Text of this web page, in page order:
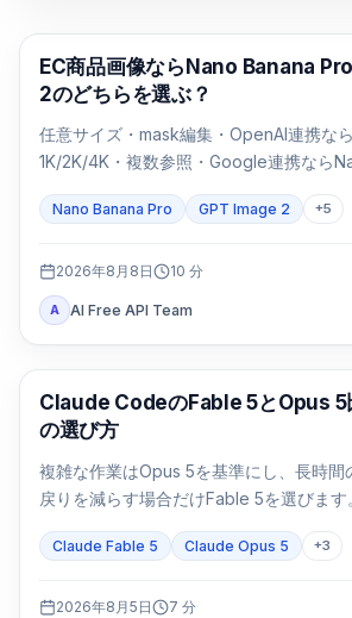
AI画像生成
EC商品画像ならNano Banana
2のどちらを選ぶ？
任意サイズ・mask編集・OpenAI連携な
1K/2K/4K・複数参照・Google連携なら
SKUで両方を検証します。
Nano Banana Pro GPT Image 2 +5
2026年8月8日 10 分
A AI Free API Team
Claude Code
Claude CodeのFable 5とOpus 5
の選び方
複雑な作業はOpus 5を基準にし、長時間
戻りを減らす場合だけFable 5を選びます
Claude Fable 5 Claude Opus 5 +3
2026年8月5日 7 分